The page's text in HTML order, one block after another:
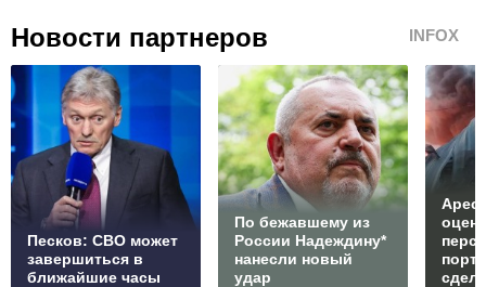
Новости партнеров INFOX
Песков: СВО может
завершиться в
ближайшие часы
По бежавшему из
России Надеждину*
нанесли новый
удар